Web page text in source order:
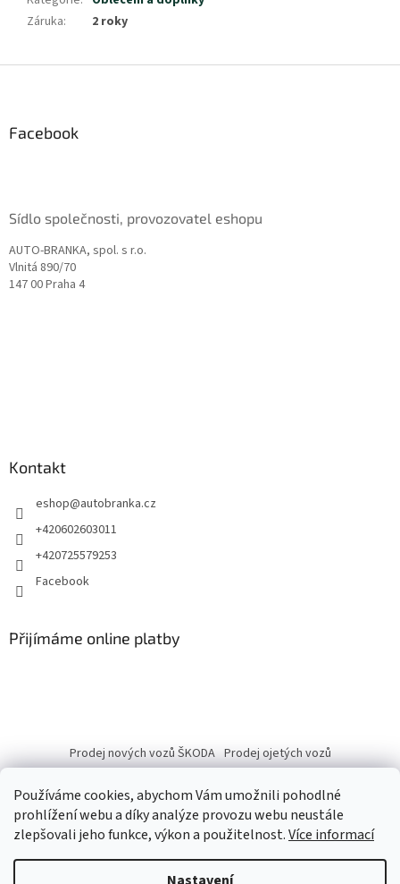
Používáme cookies, abychom Vám umožnili pohodlné
prohlížení webu a díky analýze provozu webu neustále
zlepšovali jeho funkce, výkon a použitelnost.Více informací
Záruka: 2 roky
Facebook
Sídlo společnosti, provozovatel eshopu
AUTO-BRANKA, spol. s r.o.
Vlnitá 890/70
147 00 Praha 4
Kontakt
eshop@autobranka.cz
+420602603011
+420725579253
Facebook
Přijímáme online platby
Prodej nových vozů ŠKODA Prodej ojetých vozů